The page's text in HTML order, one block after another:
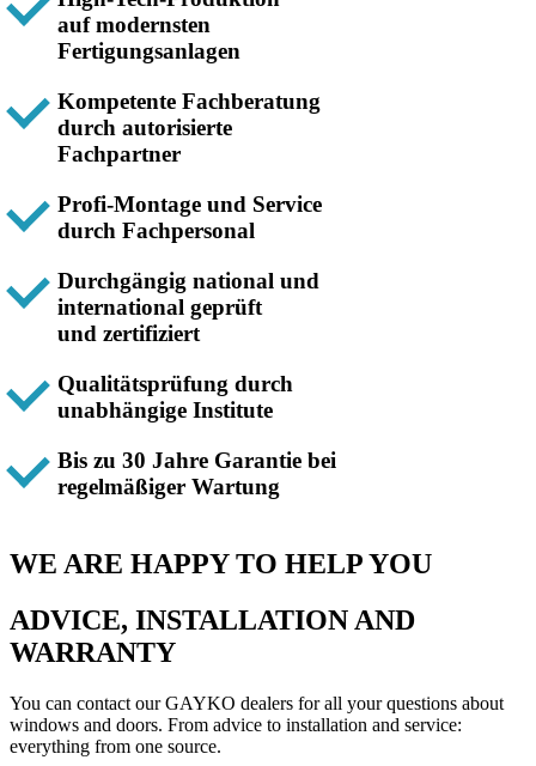
auf modernsten
Fertigungsanlagen
Kompetente Fachberatung
durch autorisierte
Fachpartner
Profi-Montage und Service
durch Fachpersonal
Durchgängig national und
international geprüft
und zertifiziert
Qualitätsprüfung durch
unabhängige Institute
Bis zu 30 Jahre Garantie bei
regelmäßiger Wartung
WE ARE HAPPY TO HELP YOU
ADVICE, INSTALLATION AND
WARRANTY
You can contact our GAYKO dealers for all your questions about
windows and doors. From advice to installation and service:
everything from one source.